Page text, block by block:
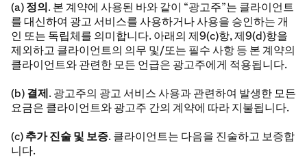
(a) 정의 . 본 계약에 사용된 바와 같이 “광고주”는 클라이언트
를 대신하여 광고 서비스를 사용하거나 사용을 승인하는 개
인 또는 독립체를 의미합니다. 아래의 제9(c)항, 제9(d)항을
제외하고 클라이언트의 의무 및/또는 필수 사항 등 본 계약의
클라이언트와 관련한 모든 언급은 광고주에게 적용됩니다.
(b) 결제 . 광고주의 광고 서비스 사용과 관련하여 발생한 모든
요금은 클라이언트와 광고주 간의 계약에 따라 지불됩니다.
(c) 추가 진술 및 보증. 클라이언트는 다음을 진술하고 보증합
니다.